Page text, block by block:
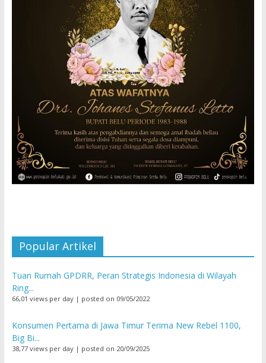
Popular Artikel
Tuan Rumah GPDRR, Peran Strategis Indonesia di Wilayah
Ring...
66,01 views per day| posted on 09/05/2022
Konsumen Pertama di Jawa Timur Terima New Rebel 1100,
Big Bi...
38,77 views per day| posted on 20/09/2025